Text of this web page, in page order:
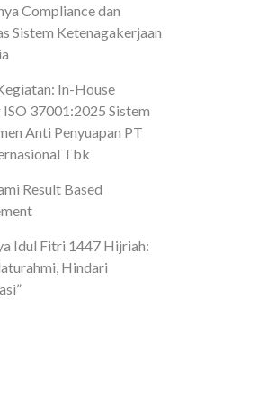
Compliance dan
Sistem Ketenagakerjaan
In-House
37001:2025 Sistem
Anti Penyuapan PT
Tbk
Result Based
Idul Fitri 1447 Hijriah:
Hindari